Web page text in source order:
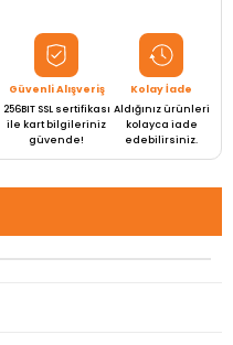
Güvenli Alışveriş
256BIT SSL sertifikası
ile kart bilgileriniz
güvende!
Kolay İade
Aldığınız ürünleri
kolayca iade
edebilirsiniz.